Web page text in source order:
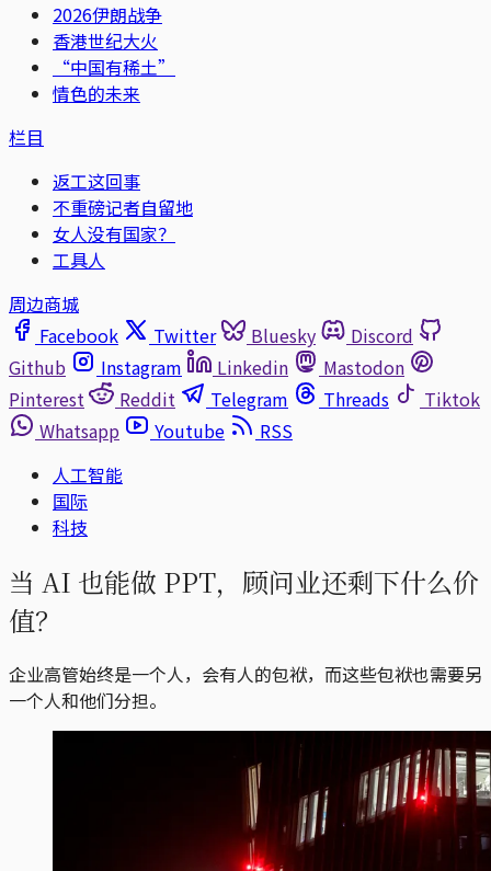
2026伊朗战争
香港世纪大火
“中国有稀土”
情色的未来
栏目
返工这回事
不重磅记者自留地
女人没有国家？
工具人
周边商城
Facebook
Twitter Bluesky
Discord
Github
Instagram Linkedin
Mastodon
Pinterest
Reddit Telegram Threads
Tiktok
Whatsapp
Youtube
RSS
人工智能
国际
科技
当 AI 也能做 PPT，顾问业还剩下什么价
值？
企业高管始终是一个人，会有人的包袱，而这些包袱也需要另
一个人和他们分担。